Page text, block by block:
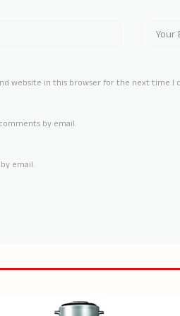
website in this browser for the next time I
by email.
email.